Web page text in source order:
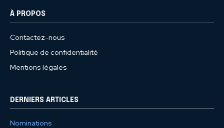
À PROPOS
Contactez-nous
Politique de confidentialité
Mentions légales
DERNIERS ARTICLES
Nominations